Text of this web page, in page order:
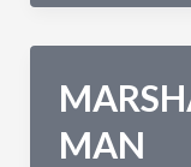
Man
MAN